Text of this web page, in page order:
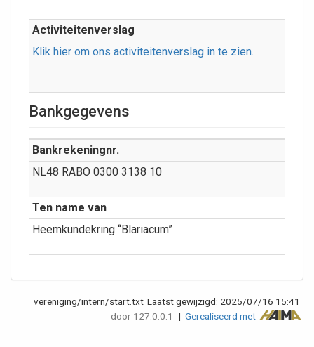
Activiteitenverslag
Klik hier om ons activiteitenverslag in te zien.
Bankgegevens
Bankrekeningnr.
NL48 RABO 0300 3138 10
Ten name van
Heemkundekring “Blariacum”
vereniging/intern/start.txt Laatst gewijzigd: 2025/07/16 15:41
door 127.0.0.1 | Gerealiseerd met